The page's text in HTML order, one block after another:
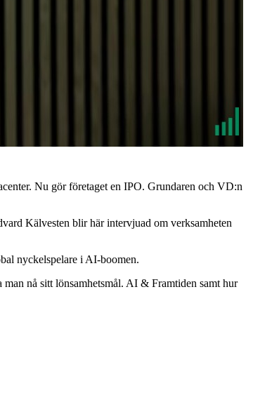
Nu gör företaget en IPO. Grundaren och VD:n
Kälvesten blir här intervjuad om verksamheten
nyckelspelare i AI-boomen.
nå sitt lönsamhetsmål. AI & Framtiden samt hur